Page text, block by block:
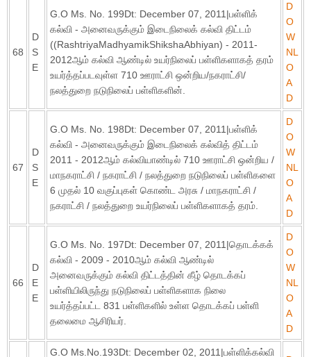
68
D
S
E
G.O Ms. No. 199Dt: December 07, 2011|பள்ளிக்
கல்வி - அனைவருக்கும் இடைநிலைக் கல்வி திட்டம்
((RashtriyaMadhyamikShikshaAbhiyan) - 2011-
2012ஆம் கல்வி ஆண்டில் உயர்நிலைப் பள்ளிகளாகத் தரம்
உயர்த்தப்படவுள்ள 710 ஊராட்சி ஒன்றிய/நகராட்சி/
நலத்துறை நடுநிலைப் பள்ளிகளின்.
D
O
W
NL
O
A
D
67
D
S
E
G.O Ms. No. 198Dt: December 07, 2011|பள்ளிக்
கல்வி - அனைவருக்கும் இடைநிலைக் கல்வித் திட்டம்
2011 - 2012ஆம் கல்வியாண்டில் 710 ஊராட்சி ஒன்றிய /
மாநகராட்சி / நகராட்சி / நலத்துறை நடுநிலைப் பள்ளிகளை
6 முதல் 10 வகுப்புகள் கொண்ட அரசு / மாநகராட்சி /
நகராட்சி / நலத்துறை உயர்நிலைப் பள்ளிகளாகத் தரம்.
D
O
W
NL
O
A
D
66
D
E
E
G.O Ms. No. 197Dt: December 07, 2011|தொடக்கக்
கல்வி - 2009 - 2010ஆம் கல்வி ஆண்டில்
அனைவருக்கும் கல்வி திட்டத்தின் கீழ் தொடக்கப்
பள்ளியிலிருந்து நடுநிலைப் பள்ளிகளாக நிலை
உயர்த்தப்பட்ட 831 பள்ளிகளில் உள்ள தொடக்கப் பள்ளி
தலைமை ஆசிரியர்.
D
O
W
NL
O
A
D
G.O Ms.No.193Dt: December 02, 2011|பள்ளிக்கல்வி